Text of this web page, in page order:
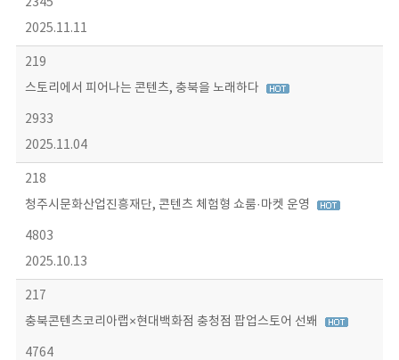
2025.11.11
219
스토리에서 피어나는 콘텐츠, 충북을 노래하다
2933
2025.11.04
218
청주시문화산업진흥재단, 콘텐츠 체험형 쇼룸·마켓 운영
4803
2025.10.13
217
충북콘텐츠코리아랩×현대백화점 충청점 팝업스토어 선봬
4764